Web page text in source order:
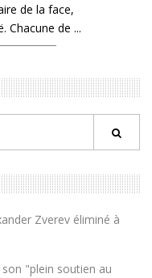
de la face,
Chacune de ...
Zverev éliminé à
"plein soutien au